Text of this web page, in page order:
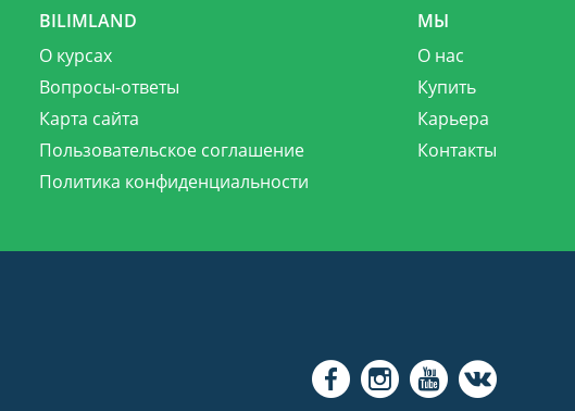
BILIMLAND
О курсах
Вопросы-ответы
Карта сайта
Пользовательское соглашение
Политика конфиденциальности
МЫ
О нас
Купить
Карьера
Контакты